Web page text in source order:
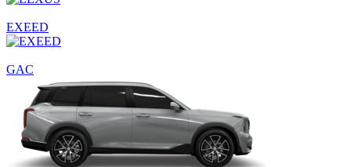
EXEED
GAC